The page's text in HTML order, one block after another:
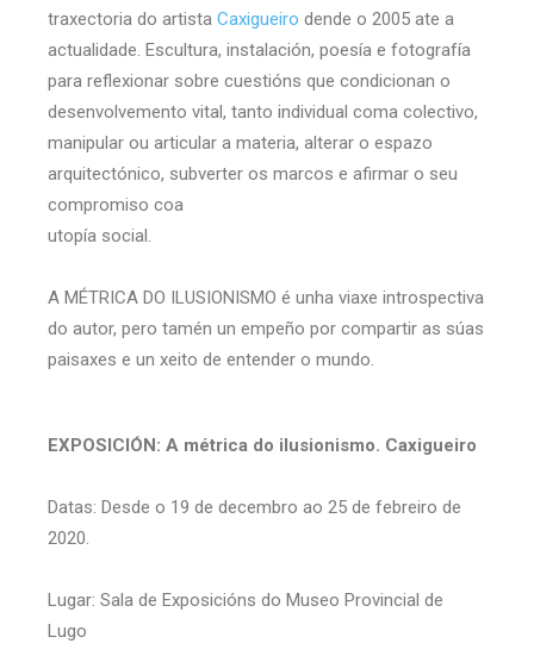
traxectoria do artista Caxigueiro dende o 2005 ate a
actualidade. Escultura, instalación, poesía e fotografía
para reflexionar sobre cuestións que condicionan o
desenvolvemento vital, tanto individual coma colectivo,
manipular ou articular a materia, alterar o espazo
arquitectónico, subverter os marcos e afirmar o seu
compromiso coa
utopía social.
A MÉTRICA DO ILUSIONISMO é unha viaxe introspectiva
do autor, pero tamén un empeño por compartir as súas
paisaxes e un xeito de entender o mundo.
EXPOSICIÓN: A métrica do ilusionismo. Caxigueiro
Datas: Desde o 19 de decembro ao 25 de febreiro de
2020.
Lugar: Sala de Exposicións do Museo Provincial de
Lugo